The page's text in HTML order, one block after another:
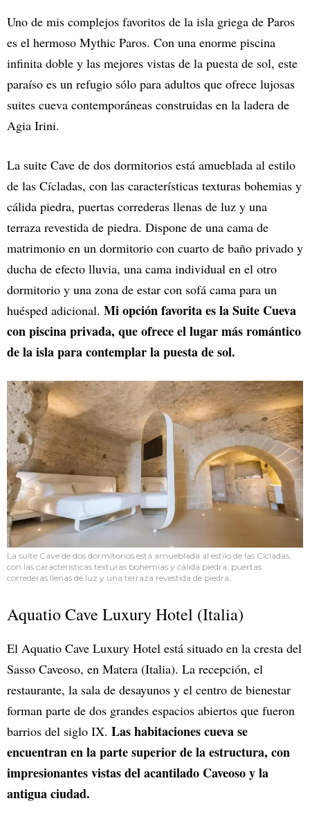
Uno de mis complejos favoritos de la isla griega de Paros
es el hermoso Mythic Paros. Con una enorme piscina
infinita doble y las mejores vistas de la puesta de sol, este
paraíso es un refugio sólo para adultos que ofrece lujosas
suites cueva contemporáneas construidas en la ladera de
Agia Irini.
La suite Cave de dos dormitorios está amueblada al estilo
de las Cícladas, con las características texturas bohemias y
cálida piedra, puertas correderas llenas de luz y una
terraza revestida de piedra. Dispone de una cama de
matrimonio en un dormitorio con cuarto de baño privado y
ducha de efecto lluvia, una cama individual en el otro
dormitorio y una zona de estar con sofá cama para un
huésped adicional. Mi opción favorita es la Suite Cueva
con piscina privada, que ofrece el lugar más romántico
de la isla para contemplar la puesta de sol.
La suite Cave de dos dormitorios está amueblada al estilo de las Cícladas,
con las características texturas bohemias y cálida piedra, puertas
correderas llenas de luz y una terraza revestida de piedra.
Aquatio Cave Luxury Hotel (Italia)
El Aquatio Cave Luxury Hotel está situado en la cresta del
Sasso Caveoso, en Matera (Italia). La recepción, el
restaurante, la sala de desayunos y el centro de bienestar
forman parte de dos grandes espacios abiertos que fueron
barrios del siglo IX. Las habitaciones cueva se
encuentran en la parte superior de la estructura, con
impresionantes vistas del acantilado Caveoso y la
antigua ciudad.